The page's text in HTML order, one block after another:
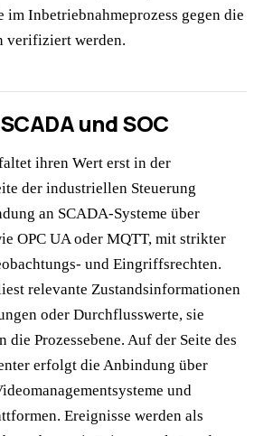
im Inbetriebnahmeprozess gegen die
verifiziert werden.
und SOC
ihren Wert erst in der
der industriellen Steuerung
an SCADA-Systeme über
OPC UA oder MQTT, mit strikter
und Eingriffsrechten.
relevante Zustandsinformationen
oder Durchflusswerte, sie
Prozessebene. Auf der Seite des
erfolgt die Anbindung über
und
Ereignisse werden als